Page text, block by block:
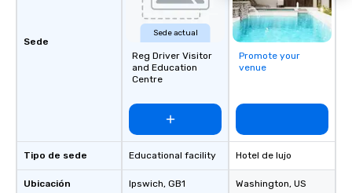
can’t handle! We
pricing options to suit
and the specific
Perfect for meetings,
conferences.
Sede
Tipo de sede
Ubicación
Sede actual
Reg Driver Visitor
and Education
Centre
Educational facility
Ipswich, GB1
Promote your
venue
Hotel de lujo
Washington, US